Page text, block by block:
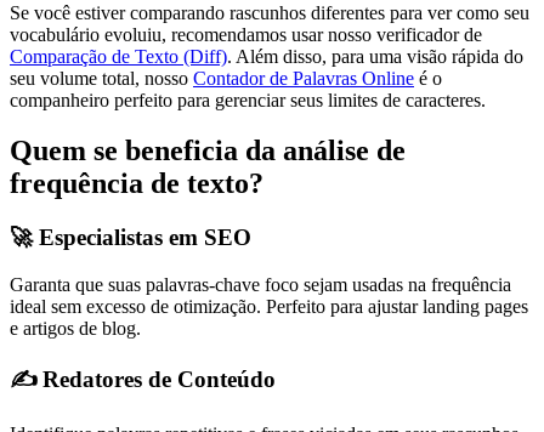
Se você estiver comparando rascunhos diferentes para ver como seu
vocabulário evoluiu, recomendamos usar nosso verificador de
Comparação de Texto (Diff). Além disso, para uma visão rápida do
seu volume total, nosso Contador de Palavras Online é o
companheiro perfeito para gerenciar seus limites de caracteres.
Quem se beneficia da análise de
frequência de texto?
🚀 Especialistas em SEO
Garanta que suas palavras-chave foco sejam usadas na frequência
ideal sem excesso de otimização. Perfeito para ajustar landing pages
e artigos de blog.
✍️ Redatores de Conteúdo